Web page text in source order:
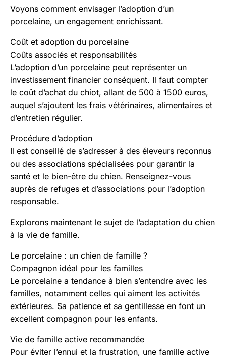
Voyons comment envisager l’adoption d’un
porcelaine, un engagement enrichissant.
Coût et adoption du porcelaine
Coûts associés et responsabilités
L’adoption d’un porcelaine peut représenter un
investissement financier conséquent. Il faut compter
le coût d’achat du chiot, allant de 500 à 1500 euros,
auquel s’ajoutent les frais vétérinaires, alimentaires et
d’entretien régulier.
Procédure d’adoption
Il est conseillé de s’adresser à des éleveurs reconnus
ou des associations spécialisées pour garantir la
santé et le bien-être du chien. Renseignez-vous
auprès de refuges et d’associations pour l’adoption
responsable.
Explorons maintenant le sujet de l’adaptation du chien
à la vie de famille.
Le porcelaine : un chien de famille ?
Compagnon idéal pour les familles
Le porcelaine a tendance à bien s’entendre avec les
familles, notamment celles qui aiment les activités
extérieures. Sa patience et sa gentillesse en font un
excellent compagnon pour les enfants.
Vie de famille active recommandée
Pour éviter l’ennui et la frustration, une famille active